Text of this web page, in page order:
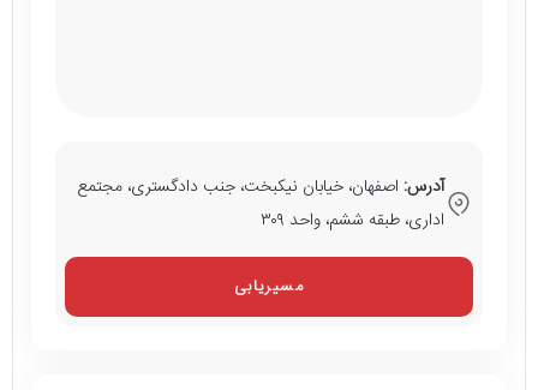
آدرس: اصفهان، خيابان نیکبخت، جنب دادگستری، مجتمع
اداری، طبقه ششم، واحد ٣٠٩
مسیریابی